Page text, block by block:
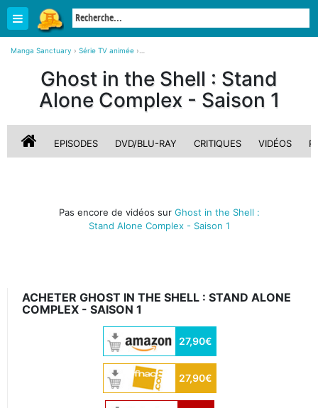
Manga Sanctuary › Série TV animée ›
Ghost in the Shell : Stand
Alone Complex - Saison 1
EPISODES DVD/BLU-RAY CRITIQUES VIDÉOS
Pas encore de vidéos sur Ghost in the Shell :
Stand Alone Complex - Saison 1
ACHETER GHOST IN THE SHELL : STAND ALONE
COMPLEX - SAISON 1
27,90€
27,90€